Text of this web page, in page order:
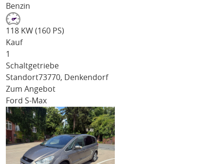
Benzin
118 KW (160 PS)
Kauf
1
Schaltgetriebe
Standort73770, Denkendorf
Zum Angebot
Ford S-Max